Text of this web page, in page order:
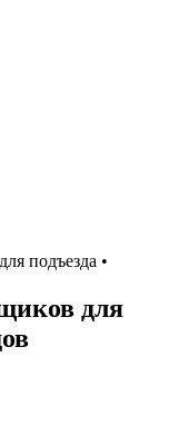
подъезда •
для